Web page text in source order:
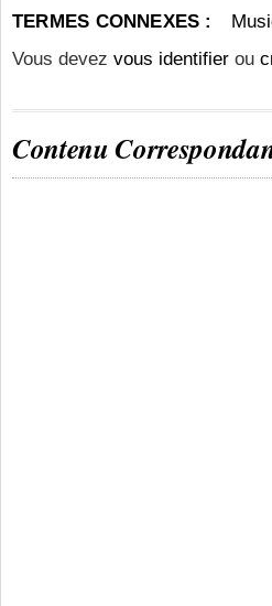
TERMES CONNEXES :
Vous devez vous identifier ou
Contenu